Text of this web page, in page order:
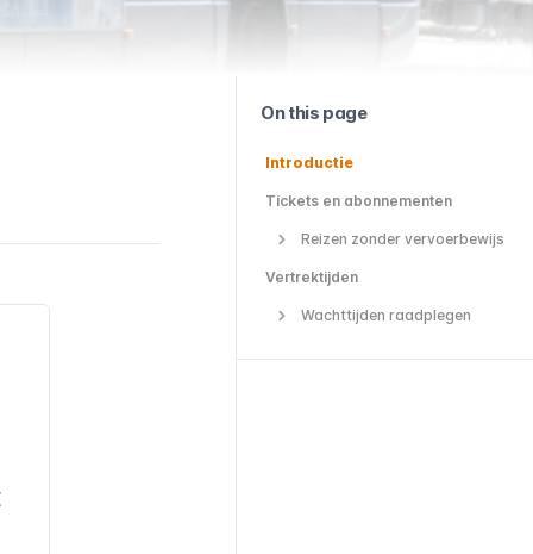
On this page
Introductie
Tickets en abonnementen
Reizen zonder vervoerbewijs
Vertrektijden
Wachttijden raadplegen